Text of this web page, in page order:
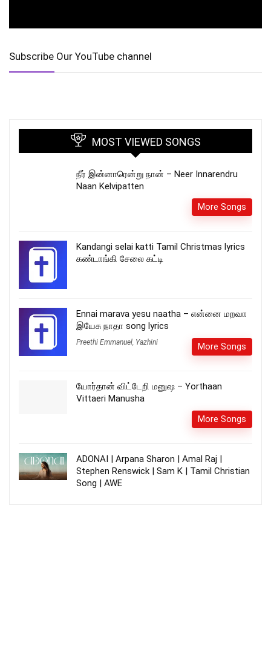
Subscribe Our YouTube channel
MOST VIEWED SONGS
நீர் இன்னாரென்று நான் – Neer Innarendru
Naan Kelvipatten
More Songs
Kandangi selai katti Tamil Christmas lyrics
கண்டாங்கி சேலை கட்டி
Ennai marava yesu naatha – என்னை மறவா
இயேசு நாதா song lyrics
Preethi Emmanuel, Yazhini More Songs
யோர்தான் விட்டேறி மனுஷ – Yorthaan
Vittaeri Manusha
More Songs
ADONAI | Arpana Sharon | Amal Raj |
Stephen Renswick | Sam K | Tamil Christian
Song | AWE